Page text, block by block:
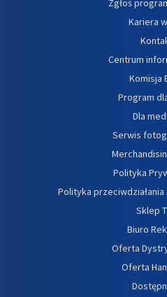
Zgłoś
Kariera
Centrum
Komisja
Program
Dla
Serwis
Polityka
Polityka
Sklep
Biuro
Oferta
Oferta